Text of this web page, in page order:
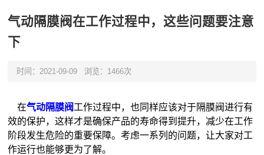
气动隔膜阀在工作过程中，这些问题要注意
下
时间：2021-09-09 浏览：1466次
在气动隔膜阀工作过程中，也同样应该对于隔膜阀进行有
效的保护，这样才是确保产品的寿命得到提升，减少在工作
阶段发生危险的重要保障。考虑一系列的问题，让大家对工
作运行也能够更为了解。